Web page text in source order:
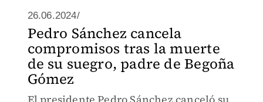
26.06.2024/
Pedro Sánchez cancela
compromisos tras la muerte
de su suegro, padre de Begoña
Gómez